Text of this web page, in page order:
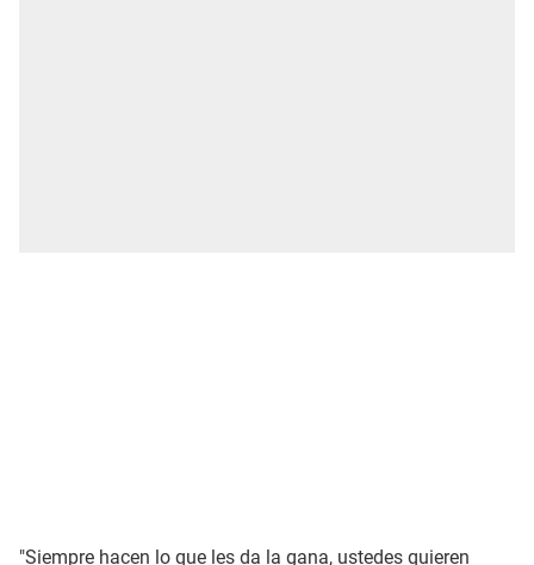
"Siempre hacen lo que les da la gana, ustedes quieren